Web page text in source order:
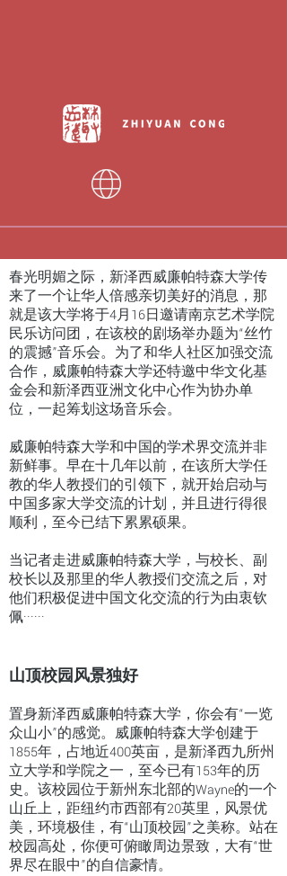
春光明媚之际，新泽西威廉帕特森大学传
来了一个让华人倍感亲切美好的消息，那
就是该大学将于4月16日邀请南京艺术学院
民乐访问团，在该校的剧场举办题为“丝竹
的震撼”音乐会。为了和华人社区加强交流
合作，威廉帕特森大学还特邀中华文化基
金会和新泽西亚洲文化中心作为协办单
位，一起筹划这场音乐会。
威廉帕特森大学和中国的学术界交流并非
新鲜事。早在十几年以前，在该所大学任
教的华人教授们的引领下，就开始启动与
中国多家大学交流的计划，并且进行得很
顺利，至今已结下累累硕果。
当记者走进威廉帕特森大学，与校长、副
校长以及那里的华人教授们交流之后，对
他们积极促进中国文化交流的行为由衷钦
佩······
山顶校园风景独好
置身新泽西威廉帕特森大学，你会有“一览
众山小”的感觉。威廉帕特森大学创建于
1855年，占地近400英亩，是新泽西九所州
立大学和学院之一，至今已有153年的历
史。该校园位于新州东北部的Wayne的一个
山丘上，距纽约市西部有20英里，风景优
美，环境极佳，有“山顶校园”之美称。站在
校园高处，你便可俯瞰周边景致，大有“世
界尽在眼中”的自信豪情。